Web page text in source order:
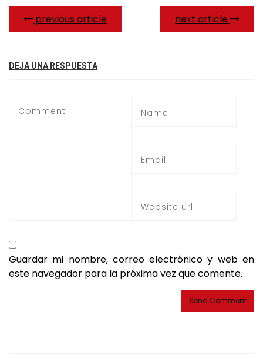
previous article next article
DEJA UNA RESPUESTA
Guardar mi nombre, correo electrónico y web en
este navegador para la próxima vez que comente.